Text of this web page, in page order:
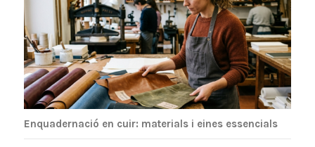
Enquadernació en cuir: materials i eines essencials